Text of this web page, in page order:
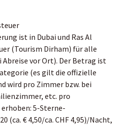
ist in Dubai und Ras Al
(Tourism Dirham) für alle
vor Ort). Der Betrag ist
(es gilt die offizielle
wird pro Zimmer bzw. bei
etc. pro
5-Sterne-
(ca. € 4,50/ca. CHF 4,95)/Nacht,